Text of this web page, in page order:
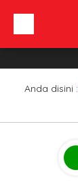
Profil Sekolah
Anda disini :